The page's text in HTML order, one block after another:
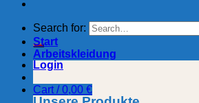
Search for:
Login
Cart /0,00 €
Start
Arbeitskleidung